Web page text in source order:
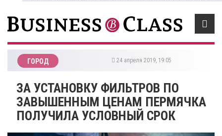
ГОРОД 24 апреля 2019, 19:05
​ЗА УСТАНОВКУ ФИЛЬТРОВ ПО
ЗАВЫШЕННЫМ ЦЕНАМ ПЕРМЯЧКА
ПОЛУЧИЛА УСЛОВНЫЙ СРОК